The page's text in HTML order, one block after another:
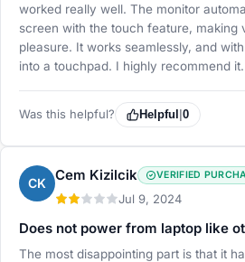
worked really well. The monitor
screen with the touch feature, making
pleasure. It works seamlessly, and
into a touchpad. I highly recommend it.
Was this helpful? Helpful 0
CK Cem Kizilcik VERIFIED
Jul 9, 2024
Does not power from laptop like
The most disappointing part is that it